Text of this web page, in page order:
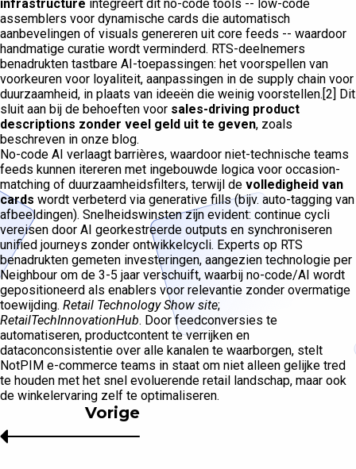
infrastructure integreert dit no-code tools -- low-code
assemblers voor dynamische cards die automatisch
aanbevelingen of visuals genereren uit core feeds -- waardoor
handmatige curatie wordt verminderd. RTS-deelnemers
benadrukten tastbare AI-toepassingen: het voorspellen van
voorkeuren voor loyaliteit, aanpassingen in de supply chain voor
duurzaamheid, in plaats van ideeën die weinig voorstellen.[2] Dit
sluit aan bij de behoeften voor sales-driving product
descriptions zonder veel geld uit te geven, zoals
beschreven in onze blog.
No-code AI verlaagt barrières, waardoor niet-technische teams
feeds kunnen itereren met ingebouwde logica voor occasion-
matching of duurzaamheidsfilters, terwijl de volledigheid van
cards wordt verbeterd via generative fills (bijv. auto-tagging van
afbeeldingen). Snelheidswinsten zijn evident: continue cycli
vereisen door AI georkestreerde outputs en synchroniseren
unified journeys zonder ontwikkelcycli. Experts op RTS
benadrukten gemeten investeringen, aangezien technologie per
Neighbour om de 3-5 jaar verschuift, waarbij no-code/AI wordt
gepositioneerd als enablers voor relevantie zonder overmatige
toewijding. Retail Technology Show site;
RetailTechInnovationHub. Door feedconversies te
automatiseren, productcontent te verrijken en
dataconconsistentie over alle kanalen te waarborgen, stelt
NotPIM e-commerce teams in staat om niet alleen gelijke tred
te houden met het snel evoluerende retail landschap, maar ook
de winkelervaring zelf te optimaliseren.
Vorige